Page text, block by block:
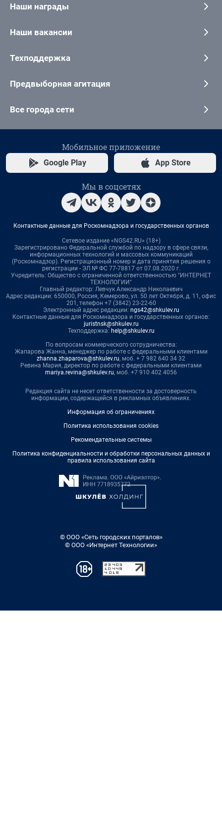
Наши награды
Наши вакансии
Техподдержка
Предвыборная агитация
Все города сети
Мобильное приложение
Google Play App Store
Мы в соцсетях
Контактные данные для Роскомнадзора и государственных органов
Сетевое издание «NGS42.RU» (18+)
Зарегистрировано Федеральной службой по надзору в сфере связи,
информационных технологий и массовых коммуникаций
(Роскомнадзор). Регистрационный номер и дата принятия решения о
регистрации - ЭЛ № ФС 77-78817 от 07.08.2020 г.
Учредитель: Общество с ограниченной ответственностью "ИНТЕРНЕТ
ТЕХНОЛОГИИ"
Главный редактор: Левчук Александр Николаевич
Адрес редакции: 650000, Россия, Кемерово, ул. 50 лет Октября, д. 11, офис
201, телефон +7 (3842) 23-22-60
Электронный адрес редакции: ngs42@shkulev.ru
Контактные данные для Роскомнадзора и государственных органов:
juristnsk@shkulev.ru
Техподдержка: help@shkulev.ru
По вопросам коммерческого сотрудничества:
Жапарова Жанна, менеджер по работе с федеральными клиентами
zhanna.zhaparova@shkulev.ru, моб. + 7 982 640 34 32
Ревина Мария, директор по работе с федеральными клиентами
mariya.revina@shkulev.ru, моб. +7 910 402 4056
Редакция сайта не несет ответственности за достоверность
информации, содержащейся в рекламных объявлениях.
Информация об ограничениях
Политика использования cookies
Рекомендательные системы
Политика конфиденциальности и обработки персональных данных и
правила использования сайта
© ООО «Сеть городских порталов»
© ООО «Интернет Технологии»